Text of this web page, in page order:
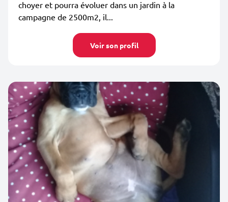
choyer et pourra évoluer dans un jardin à la
campagne de 2500m2, il...
Voir son profil